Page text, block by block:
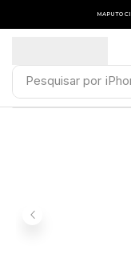
MAPUTO
Pesquisar por